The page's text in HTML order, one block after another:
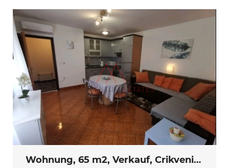
Wohnung, 65 m2, Verkauf, Crikvenica